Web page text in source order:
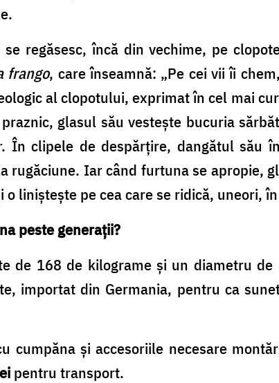
regăsesc, încă din vechime, pe
frango, care înseamnă: „Pe cei vii îi
al clopotului, exprimat în cel mai
glasul său vestește bucuria
În clipele de despărțire, dangătul său
rugăciune. Iar când furtuna se apropie,
liniștește pe cea care se ridică, uneori,
peste generații?
de 168 de kilograme și un diametru
importat din Germania, pentru ca
cumpăna și accesoriile necesare
pentru transport.